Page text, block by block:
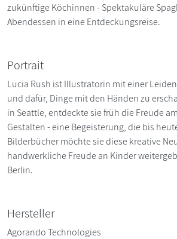
zukünftige Köchinnen - Spektakuläre
Abendessen in eine Entdeckungsreise.
Portrait
Lucia Rush ist Illustratorin mit einer
und dafür, Dinge mit den Händen zu
in Seattle, entdeckte sie früh die Freude
Gestalten - eine Begeisterung, die bis
Bilderbücher möchte sie diese kreative
handwerkliche Freude an Kinder
Berlin.
Hersteller
Agorando Technologies